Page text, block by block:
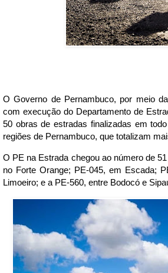
O Governo de Pernambuco, por meio
com execução do Departamento de
50 obras de estradas finalizadas em
regiões de Pernambuco, que totalizam
O PE na Estrada chegou ao número de
no Forte Orange; PE-045, em Escada;
Limoeiro; e a PE-560, entre Bodocó e